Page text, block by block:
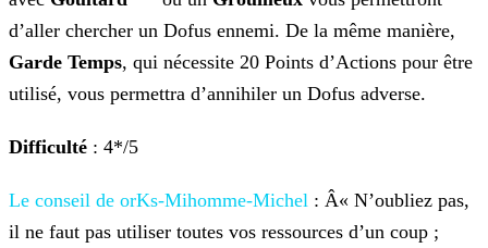
d’aller chercher un Dofus ennemi. De la même manière,
Garde Temps, qui nécessite 20 Points d’Actions pour être
utilisé, vous permettra d’annihiler un Dofus adverse.
Difficulté : 4*/5
Le conseil de orKs-Mihomme-Michel : Â« N’oubliez pas,
il ne faut pas utiliser toutes vos ressources d’un coup ;